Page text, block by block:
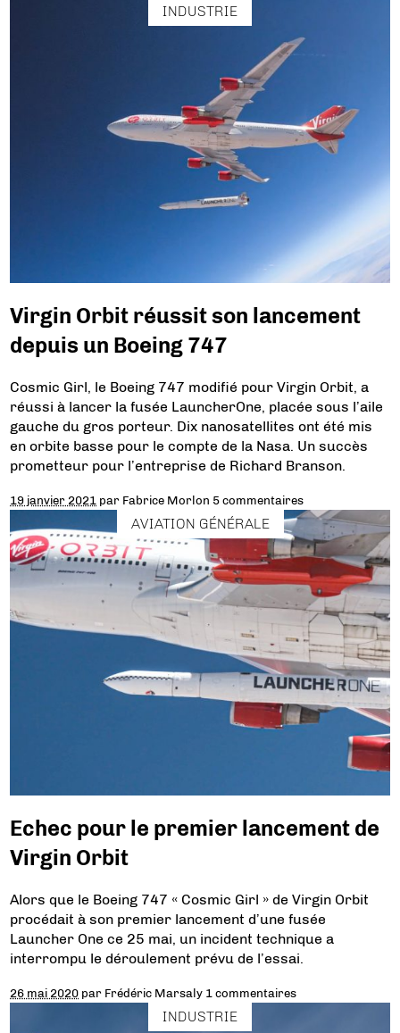
INDUSTRIE
Virgin Orbit réussit son lancement
depuis un Boeing 747
Cosmic Girl, le Boeing 747 modifié pour Virgin Orbit, a
réussi à lancer la fusée LauncherOne, placée sous l’aile
gauche du gros porteur. Dix nanosatellites ont été mis
en orbite basse pour le compte de la Nasa. Un succès
prometteur pour l’entreprise de Richard Branson.
19 janvier 2021 par Fabrice Morlon 5 commentaires
AVIATION GÉNÉRALE
Echec pour le premier lancement de
Virgin Orbit
Alors que le Boeing 747 « Cosmic Girl » de Virgin Orbit
procédait à son premier lancement d’une fusée
Launcher One ce 25 mai, un incident technique a
interrompu le déroulement prévu de l’essai.
26 mai 2020 par Frédéric Marsaly 1 commentaires
INDUSTRIE